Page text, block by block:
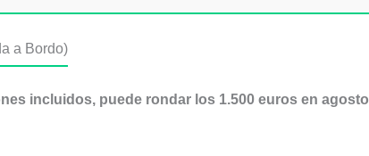
a Bordo)
incluidos, puede rondar los 1.500 euros en agosto